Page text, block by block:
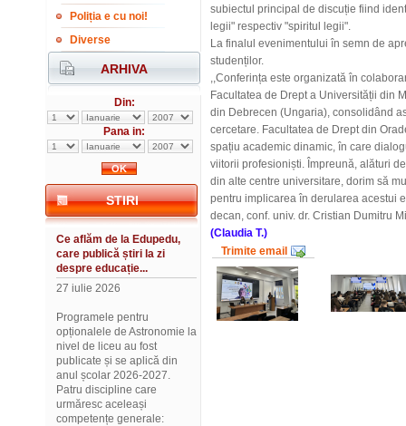
Poliția e cu noi!
Diverse
ARHIVA
Din:
Pana in:
STIRI
Ce aflăm de la Edupedu,
care publică știri la zi
despre educație...
27 iulie 2026
Programele pentru
opționalele de Astronomie la
nivel de liceu au fost
publicate și se aplică din
anul școlar 2026-2027.
Patru discipline care
urmăresc aceleași
competențe generale:
subiectul principal de discuție fiind
legii" respectiv "spiritul legii".
La finalul evenimentului în semn de
studenților.
,,Conferința este organizată în
Facultatea de Drept a Universității din
din Debrecen (Ungaria), consolidând
cercetare. Facultatea de Drept din
spațiu academic dinamic, în care
viitorii profesioniști. Împreună, alături
din alte centre universitare, dorim să
pentru implicarea în derularea acestui
decan, conf. univ. dr. Cristian Dumitru
(Claudia T.)
Trimite email